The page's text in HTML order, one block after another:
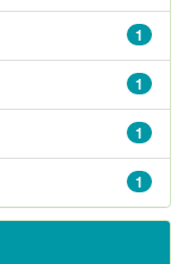
1
1
1
1